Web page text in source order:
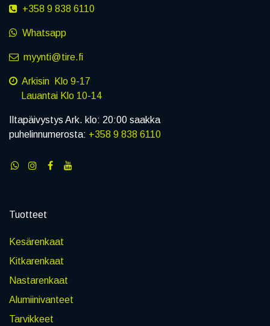
+358 9 838 6110
Whatsapp
myynti@tire.fi
Arkisin Klo 9-17
Lauantai Klo 10-14
Iltapäivystys Ark. klo: 20:00 saakka
puhelinnumerosta: +358 9 838 6110
Tuotteet
Kesärenkaat
Kitkarenkaat
Nastarenkaat
Alumiinivanteet
Tarvikkeet